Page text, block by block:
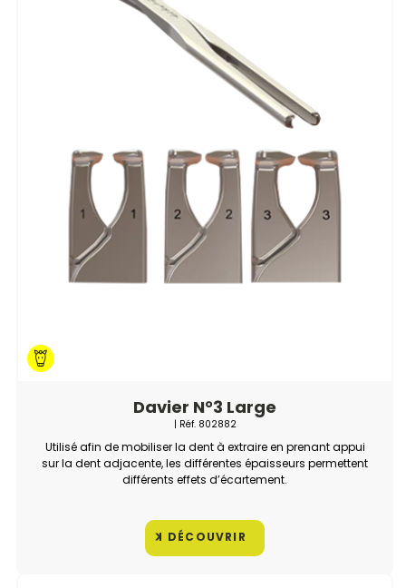
Davier N°3 Large
| Réf. 802882
Utilisé afin de mobiliser la dent à extraire en prenant appui
sur la dent adjacente, les différentes épaisseurs permettent
différents effets d’écartement.
DÉCOUVRIR